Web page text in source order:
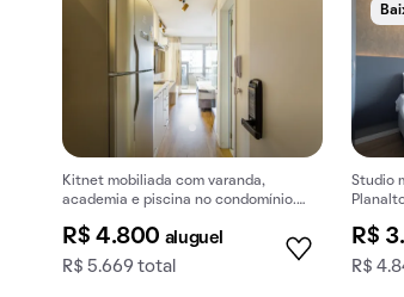
Kitnet mobiliada com varanda,
academia e piscina no condomínio.
R$ 4.800 aluguel
R$ 5.669 total
Studio
R$
R$